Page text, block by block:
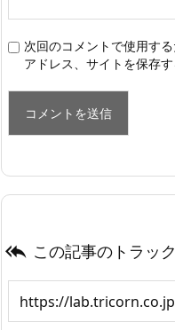
次回のコメントで使用す
アドレス、サイトを保存す
 この記事のトラッ